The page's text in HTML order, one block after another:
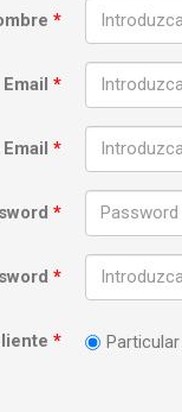
*
Email*
Email*
*
*
* Particular